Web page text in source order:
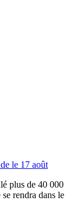
le 17 août
plus de 40 000
rendra dans le